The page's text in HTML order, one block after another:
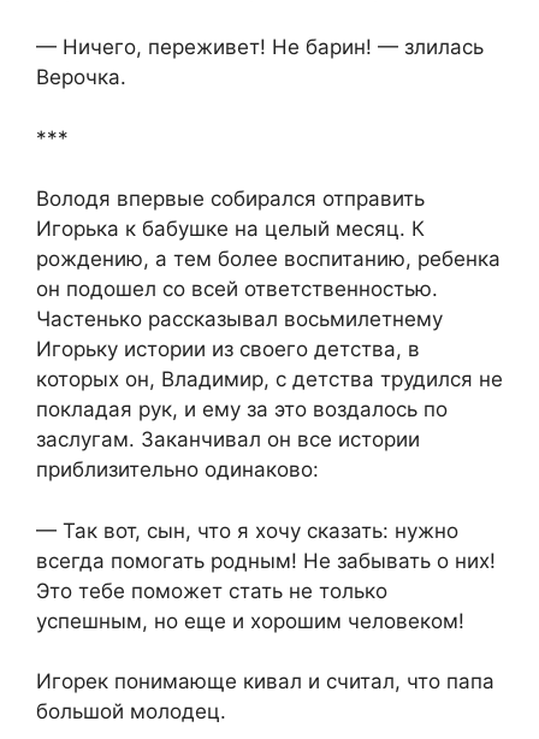
— Ничего, переживет! Не барин! — злилась
Верочка.
***
Володя впервые собирался отправить
Игорька к бабушке на целый месяц. К
рождению, а тем более воспитанию, ребенка
он подошел со всей ответственностью.
Частенько рассказывал восьмилетнему
Игорьку истории из своего детства, в
которых он, Владимир, с детства трудился не
покладая рук, и ему за это воздалось по
заслугам. Заканчивал он все истории
приблизительно одинаково:
— Так вот, сын, что я хочу сказать: нужно
всегда помогать родным! Не забывать о них!
Это тебе поможет стать не только
успешным, но еще и хорошим человеком!
Игорек понимающе кивал и считал, что папа
большой молодец.